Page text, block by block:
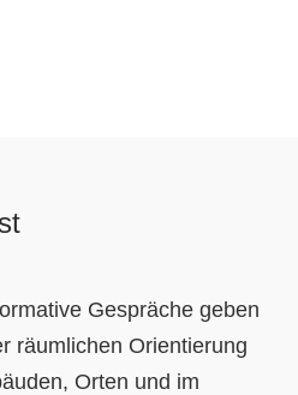
Gespräche geben
räumlichen Orientierung
Orten und im